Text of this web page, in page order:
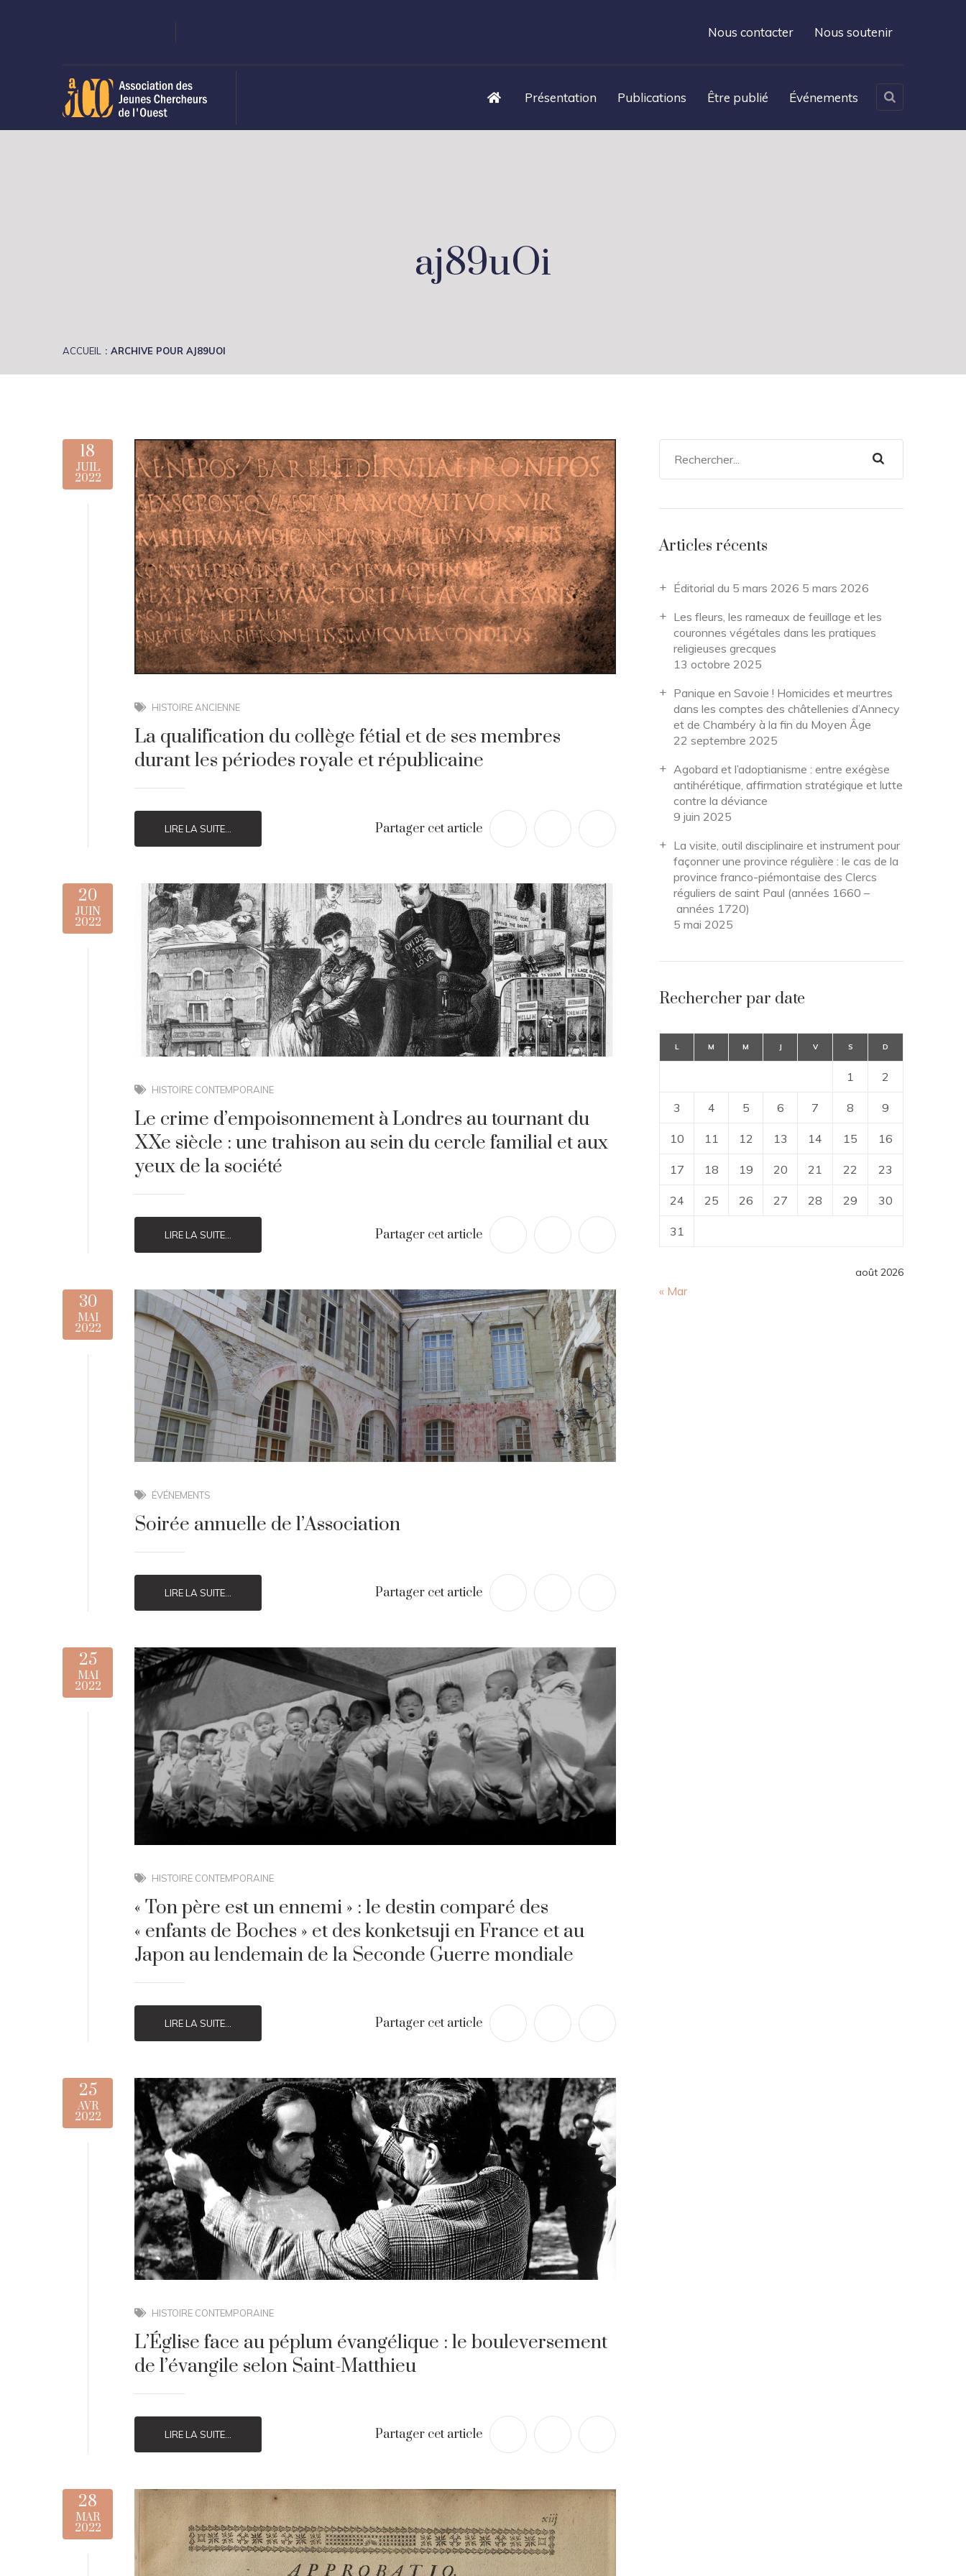
Nous contacter Nous soutenir
Présentation Publications Être publié Événements
aj89uOi
ACCUEIL ARCHIVE POUR AJ89UOI
18
JUIL
2022
HISTOIRE ANCIENNE
La qualification du collège fétial et de ses membres
durant les périodes royale et républicaine
LIRE LA SUITE... Partager cet article
20
JUIN
2022
HISTOIRE CONTEMPORAINE
Le crime d’empoisonnement à Londres au tournant du
XXe siècle : une trahison au sein du cercle familial et aux
yeux de la société
LIRE LA SUITE... Partager cet article
30
MAI
2022
ÉVÉNEMENTS
Soirée annuelle de l’Association
LIRE LA SUITE... Partager cet article
25
MAI
2022
HISTOIRE CONTEMPORAINE
« Ton père est un ennemi » : le destin comparé des
« enfants de Boches » et des konketsuji en France et au
Japon au lendemain de la Seconde Guerre mondiale
LIRE LA SUITE... Partager cet article
25
AVR
2022
HISTOIRE CONTEMPORAINE
L’Église face au péplum évangélique : le bouleversement
de l’évangile selon Saint-Matthieu
LIRE LA SUITE... Partager cet article
28
MAR
2022
Articles récents
Éditorial du 5 mars 2026 5 mars 2026
Les fleurs, les rameaux de feuillage et les
couronnes végétales dans les pratiques
religieuses grecques
13 octobre 2025
Panique en Savoie ! Homicides et meurtres
dans les comptes des châtellenies d’Annecy
et de Chambéry à la fin du Moyen Âge
22 septembre 2025
Agobard et l’adoptianisme : entre exégèse
antihérétique, affirmation stratégique et lutte
contre la déviance
9 juin 2025
La visite, outil disciplinaire et instrument pour
façonner une province régulière : le cas de la
province franco-piémontaise des Clercs
réguliers de saint Paul (années 1660 –
années 1720)
5 mai 2025
Rechercher par date
août 2026
L M M J V S D
1 2
3 4 5 6 7 8 9
10 11 12 13 14 15 16
17 18 19 20 21 22 23
24 25 26 27 28 29 30
31
« Mar